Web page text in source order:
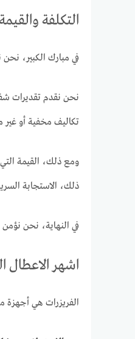
التكلفة
في مبارك الكبير،
نحن نقدم تقديرات
تكاليف مخفية أو غير
ومع ذلك، القيمة
ذلك، الاستجابة
في النهاية، نحن
اشهر الاعطال
الفريزرات هي